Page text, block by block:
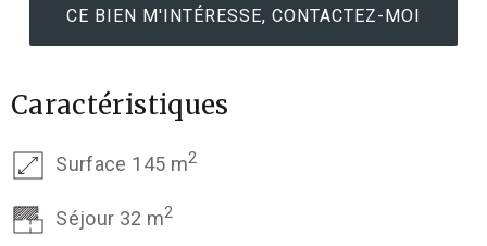
CE BIEN M'INTÉRESSE, CONTACTEZ-MOI
Caractéristiques
Surface 145 m2
Séjour 32 m2